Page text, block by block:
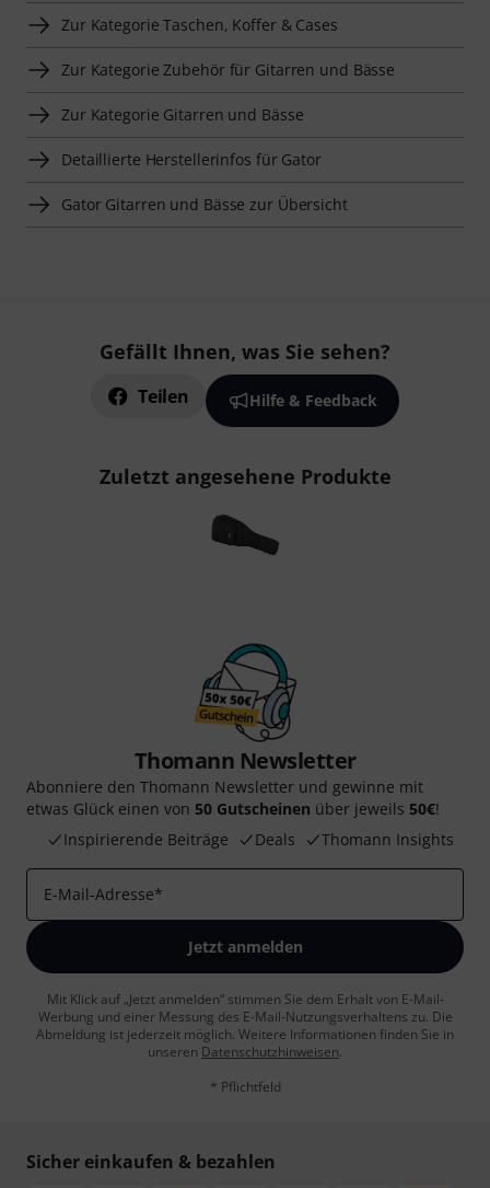
Zur Kategorie Taschen, Koffer & Cases
Zur Kategorie Zubehör für Gitarren und Bässe
Zur Kategorie Gitarren und Bässe
Detaillierte Herstellerinfos für Gator
Gator Gitarren und Bässe zur Übersicht
Gefällt Ihnen, was Sie sehen?
Teilen Hilfe & Feedback
Zuletzt angesehene Produkte
Thomann Newsletter
Abonniere den Thomann Newsletter und gewinne mit
etwas Glück einen von 50 Gutscheinen über jeweils 50€!
Inspirierende Beiträge
Deals Thomann Insights
E-Mail-Adresse*
Jetzt anmelden
Mit Klick auf „Jetzt anmelden“ stimmen Sie dem Erhalt von E-Mail-
Werbung und einer Messung des E-Mail-Nutzungsverhaltens zu. Die
Abmeldung ist jederzeit möglich. Weitere Informationen finden Sie in
unseren Datenschutzhinweisen.
* Pflichtfeld
Sicher einkaufen & bezahlen